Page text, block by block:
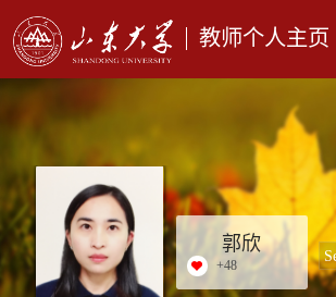
教师个人主页
郭欣
+48